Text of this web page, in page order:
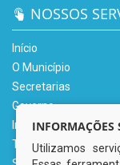
NOSSOS
Início
O Município
Secretarias
Governo
Informe-se
Transparência
INFORMAÇÕES
Utilizamos